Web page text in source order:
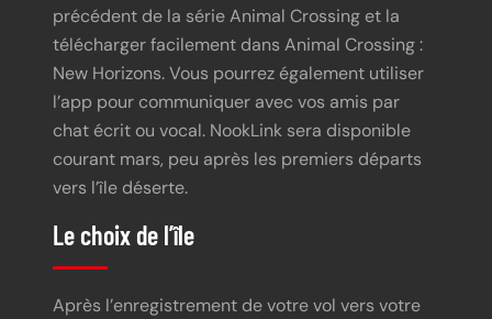
précédent de la série Animal Crossing et la
télécharger facilement dans Animal Crossing :
New Horizons. Vous pourrez également utiliser
l’app pour communiquer avec vos amis par
chat écrit ou vocal. NookLink sera disponible
courant mars, peu après les premiers départs
vers l’île déserte.
Le choix de l’île
Après l’enregistrement de votre vol vers votre